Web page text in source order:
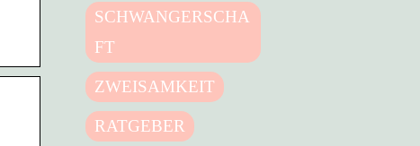
SCHWANGERSCHA
FT
ZWEISAMKEIT
RATGEBER